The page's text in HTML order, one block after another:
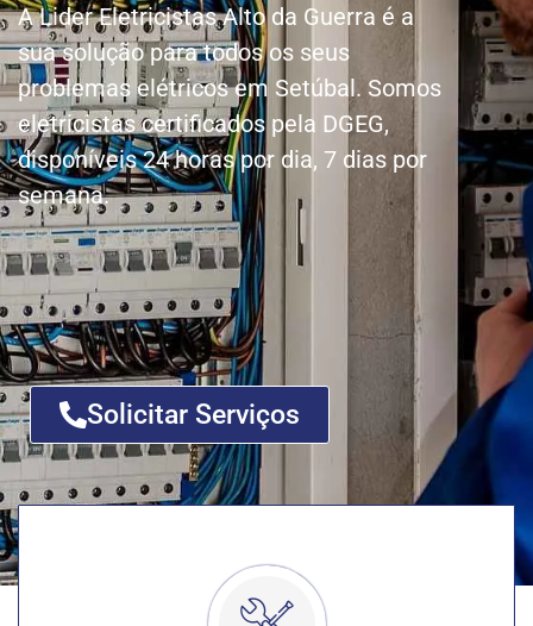
A Lider Eletricistas Alto da Guerra é a
sua solução para todos os seus
problemas elétricos em Setúbal. Somos
eletricistas certificados pela DGEG,
disponíveis 24 horas por dia, 7 dias por
semana.
Solicitar Serviços